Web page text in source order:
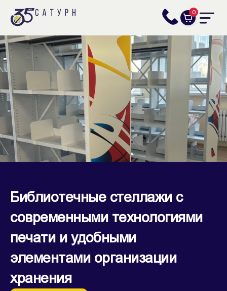
0
Библиотечные стеллажи с
современными технологиями
печати и удобными
элементами организации
хранения